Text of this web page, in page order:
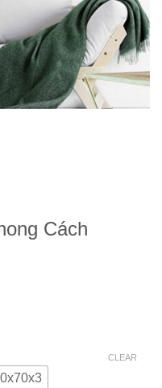
Cách
CLEAR